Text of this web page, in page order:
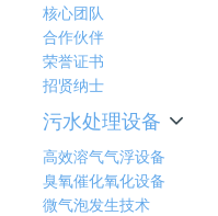
核心团队
合作伙伴
荣誉证书
招贤纳士
污水处理设备
高效溶气气浮设备
臭氧催化氧化设备
微气泡发生技术